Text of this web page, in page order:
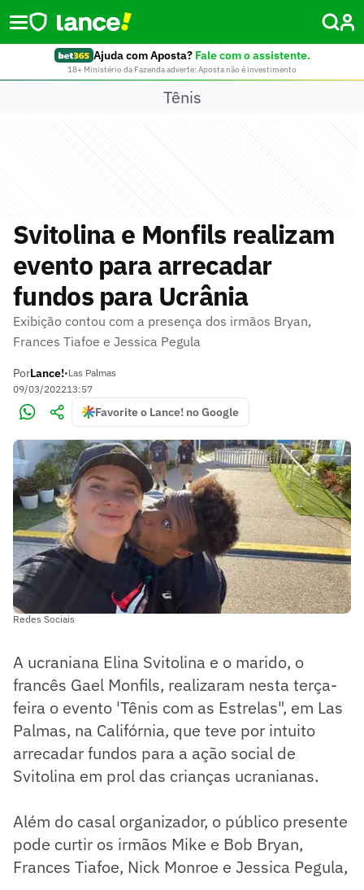
Ajuda com Aposta? Fale com o assistente.
18+ Ministério da Fazenda adverte: Aposta não é investimento
Tênis
Svitolina e Monfils realizam
evento para arrecadar
fundos para Ucrânia
Exibição contou com a presença dos irmãos Bryan,
Frances Tiafoe e Jessica Pegula
PorLance!•Las Palmas
09/03/202213:57
Favorite o Lance! no Google
Redes Sociais
A ucraniana Elina Svitolina e o marido, o
francês Gael Monfils, realizaram nesta terça-
feira o evento 'Tênis com as Estrelas", em Las
Palmas, na Califórnia, que teve por intuito
arrecadar fundos para a ação social de
Svitolina em prol das crianças ucranianas.
Além do casal organizador, o público presente
pode curtir os irmãos Mike e Bob Bryan,
Frances Tiafoe, Nick Monroe e Jessica Pegula,